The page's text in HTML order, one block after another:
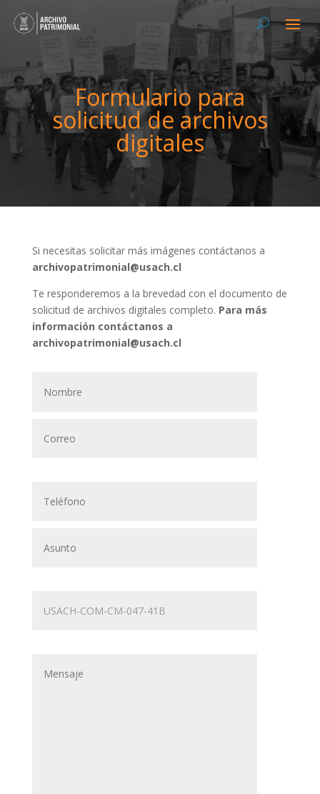
Formulario para
solicitud de archivos
digitales
Si necesitas solicitar más imágenes contáctanos a
archivopatrimonial@usach.cl
Te responderemos a la brevedad con el documento de
solicitud de archivos digitales completo. Para más
información contáctanos a
archivopatrimonial@usach.cl